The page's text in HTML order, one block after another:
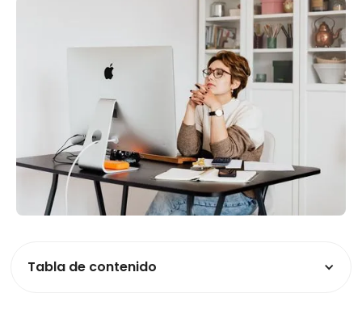
Tabla de contenido